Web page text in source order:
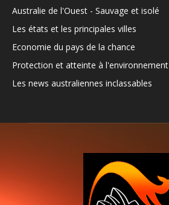
Australie de l'Ouest - Sauvage et isolé
Les états et les principales villes
Economie du pays de la chance
Protection et atteinte à l'environnement
Les news australiennes inclassables